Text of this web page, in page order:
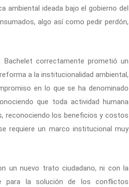
ambiental ideada bajo el gobierno del
algo así como pedir perdón,
correctamente prometió un
a la institucionalidad ambiental,
en lo que se ha denominado
que toda actividad humana
reconociendo los beneficios y costos
requiere un marco institucional muy
un nuevo trato ciudadano, ni con la
para la solución de los conflictos